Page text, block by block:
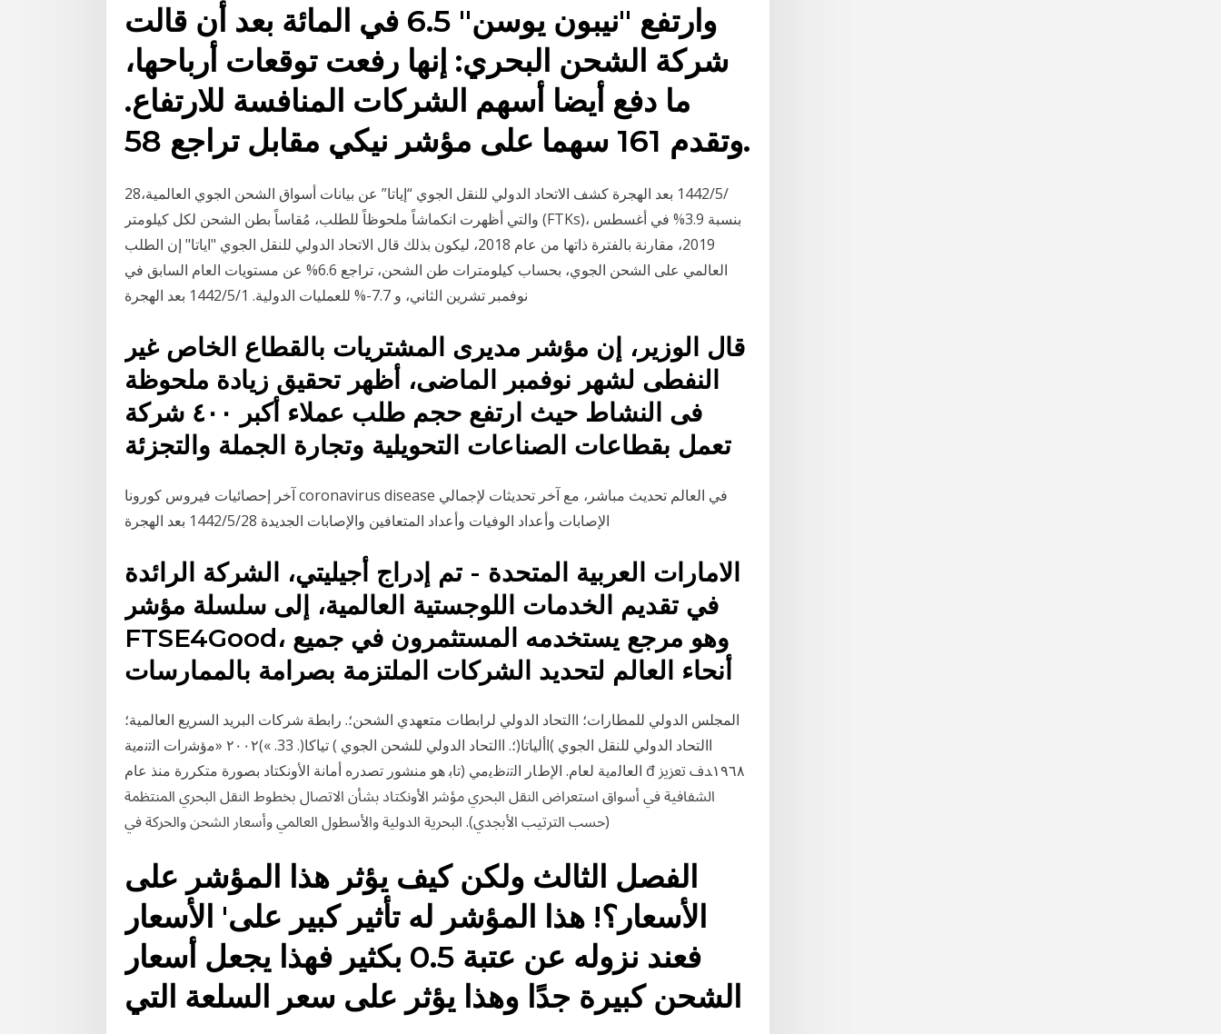
وارتفع "نيبون يوسن" 6.5 في المائة بعد أن قالت
شركة الشحن البحري: إنها رفعت توقعات أرباحها،
ما دفع أيضا أسهم الشركات المنافسة للارتفاع.
وتقدم 161 سهما على مؤشر نيكي مقابل تراجع 58.
28‏‏/5‏‏/1442 بعد الهجرة كشف الاتحاد الدولي للنقل الجوي “إياتا” عن بيانات أسواق الشحن الجوي العالمية،
والتي أظهرت انكماشاً ملحوظاً للطلب، مُقاساً بطن الشحن لكل كيلومتر (FTKs)، بنسبة 3.9% في أغسطس
2019، مقارنة بالفترة ذاتها من عام 2018، ليكون بذلك قال الاتحاد الدولي للنقل الجوي "اياتا" إن الطلب
العالمي على الشحن الجوي، بحساب كيلومترات طن الشحن، تراجع 6.6% عن مستويات العام السابق في
نوفمبر تشرين الثاني، و 7.7-% للعمليات الدولية. 1‏‏/5‏‏/1442 بعد الهجرة
قال الوزير، إن مؤشر مديرى المشتريات بالقطاع الخاص غير
النفطى لشهر نوفمبر الماضى، أظهر تحقيق زيادة ملحوظة
فى النشاط حيث ارتفع حجم طلب عملاء أكبر ٤٠٠ شركة
تعمل بقطاعات الصناعات التحويلية وتجارة الجملة والتجزئة
آخر إحصائيات فيروس كورونا coronavirus disease في العالم تحديث مباشر، مع آخر تحديثات لإجمالي
الإصابات وأعداد الوفيات وأعداد المتعافين والإصابات الجديدة 28‏‏/5‏‏/1442 بعد الهجرة
الامارات العربية المتحدة - تم إدراج أجيليتي، الشركة الرائدة
في تقديم الخدمات اللوجستية العالمية، إلى سلسلة مؤشر
FTSE4Good، وهو مرجع يستخدمه المستثمرون في جميع
أنحاء العالم لتحديد الشركات الملتزمة بصرامة بالممارسات
المجلس الدولي للمطارات؛ االتحاد الدولي لرابطات متعهدي الشحن؛. رابطة شركات البريد السريع العالمية؛
االتحاد الدولي للنقل الجوي )األياتا(؛. االتحاد الدولي للشحن الجوي ) تياكا(. 33. »)٢٠٠٢ «ﻣؤﺷرات اﻟﺗﻧﻣﯾﺔ
اﻟﻌﺎﻟﻣﯾﺔ ﻟﻌﺎم. اﻹطﺎر اﻟﺗﻧظﯾﻣﻲ (ﺗﺎﺑ ﻫﻮ ﻣﻨﺸﻮر ﺗﺼﺪره أﻣﺎﻧﺔ اﻷوﻧﮑﺘﺎد ﺑﺼﻮرة ﻣﺘﮑﺮرة ﻣﻨﺬ ﻋﺎم đ ١٩٦٨ﺪف ﺗﻌﺰﻳﺰ
اﻟﺸﻔﺎﻓﻴﺔ ﰲ أﺳﻮاق اﺳﺘﻌﺮاض اﻟﻨﻘﻞ اﻟﺒﺤﺮي ﻣﺆﺷﺮ اﻷوﻧﮑﺘﺎد ﺑﺸﺄن اﻻﺗﺼﺎل ﲞﻄﻮط اﻟﻨﻘﻞ اﻟﺒﺤﺮي اﳌﻨﺘﻈﻤﺔ
(ﺣﺴﺐ اﻟﺘﺮﺗﻴﺐ اﻷﲜﺪي). اﻟﺒﺤﺮﻳﺔ اﻟﺪوﻟﻴﺔ واﻷﺳﻄﻮل اﻟﻌﺎﳌﻲ وأﺳﻌﺎر اﻟﺸﺤﻦ واﳊﺮﮐﺔ ﰲ
الفصل الثالث ولكن كيف يؤثر هذا المؤشر على
الأسعار؟! هذا المؤشر له تأثير كبير على' الأسعار
فعند نزوله عن عتبة 0.5 بكثير فهذا يجعل أسعار
الشحن كبيرة جدًا وهذا يؤثر على سعر السلعة التي